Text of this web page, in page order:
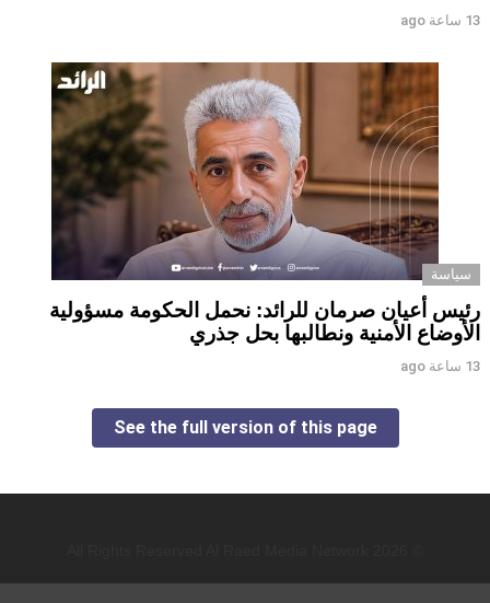
13 ساعة ago
سياسة
رئيس أعيان صرمان للرائد: نحمل الحكومة مسؤولية
الأوضاع الأمنية ونطالبها بحل جذري
13 ساعة ago
See the full version of this page